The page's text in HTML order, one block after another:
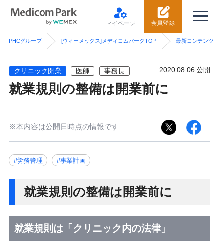
会員登録
マイページ
PHCグループ [ウィーメックス]メディコムパークTOP 最新コンテンツ
クリニック開業 医師 事務長 2020.08.06 公開
就業規則の整備は開業前に
※本内容は公開日時点の情報です
#労務管理 #事業計画
就業規則の整備は開業前に
就業規則は「クリニック内の法律」